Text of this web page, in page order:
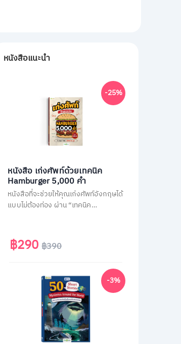
หนังสือแนะนำ
หนังสือ เก่งศัพท์ด้วยเทคนิค
Hamburger 5,000 คำ
หนังสือที่จะช่วยให้คุณเก่งศัพท์อังกฤษได้
แบบไม่ต้องท่อง ผ่าน “เทคนิค
คนพื้นฐานน้อยและคนไม่ชอบท่องจำ ให้
กลายเป็นคนพูดอังกฤษคล่อง
-25%
฿290฿390
-3%